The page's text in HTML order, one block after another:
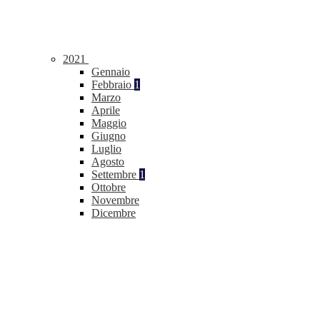
2021
Gennaio
Febbraio 1
Marzo
Aprile
Maggio
Giugno
Luglio
Agosto
Settembre 1
Ottobre
Novembre
Dicembre